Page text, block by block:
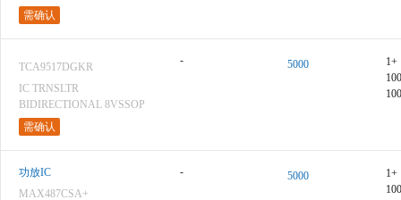
需确认
TCA9517DGKR
IC TRNSLTR
BIDIRECTIONAL 8VSSOP
需确认
- 5000
1+
功放IC
MAX487CSA+
- 5000
1+